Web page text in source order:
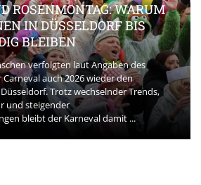
ROSENMONTAG: WARUM
IN DÜSSELDORF BIS
BLEIBEN
verfolgten laut Angaben des
auch 2026 wieder den
Trotz wechselnder Trends,
und steigender
bleibt der Karneval damit ...